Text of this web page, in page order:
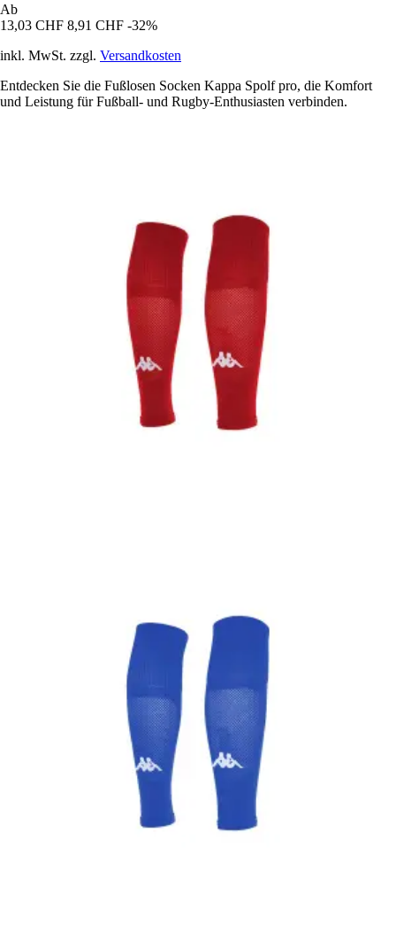
Ab
13,03 CHF 8,91 CHF -32%
inkl. MwSt. zzgl. Versandkosten
Entdecken Sie die Fußlosen Socken Kappa Spolf pro, die Komfort
und Leistung für Fußball- und Rugby-Enthusiasten verbinden.